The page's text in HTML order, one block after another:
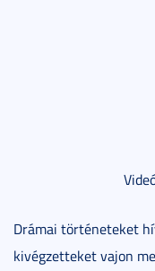
Drámai történeteket
kivégzetteket vajon